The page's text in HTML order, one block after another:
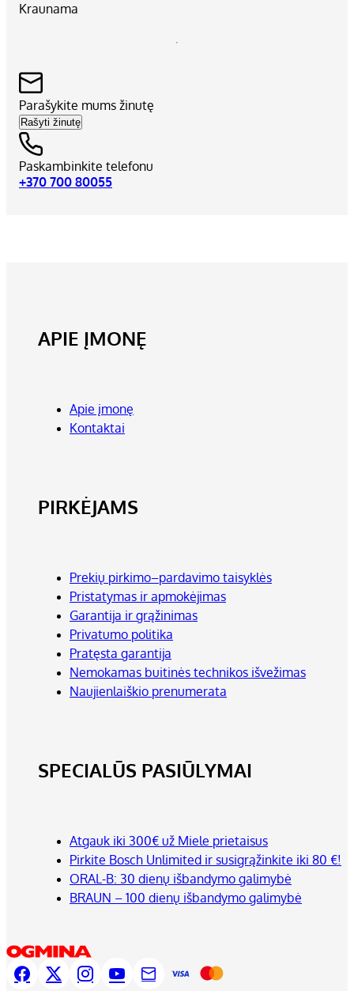
Kraunama
Parašykite mums žinutę
Rašyti žinutę
Paskambinkite telefonu
+370 700 80055
APIE ĮMONĘ
Apie įmonę
Kontaktai
PIRKĖJAMS
Prekių pirkimo–pardavimo taisyklės
Pristatymas ir apmokėjimas
Garantija ir grąžinimas
Privatumo politika
Pratęsta garantija
Nemokamas buitinės technikos išvežimas
Naujienlaiškio prenumerata
SPECIALŪS PASIŪLYMAI
Atgauk iki 300€ už Miele prietaisus
Pirkite Bosch Unlimited ir susigrąžinkite iki 80 €!
ORAL-B: 30 dienų išbandymo galimybė
BRAUN – 100 dienų išbandymo galimybė